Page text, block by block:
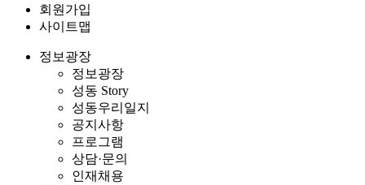
회원가입
사이트맵
정보광장
정보광장
성동 Story
성동우리일지
공지사항
프로그램
상담·문의
인재채용